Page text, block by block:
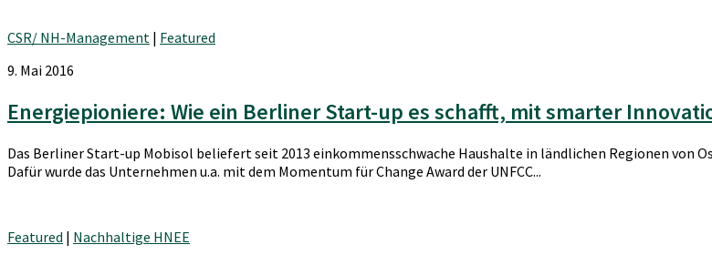
CSR/ NH-Management | Featured
9. Mai 2016
Energiepioniere: Wie ein Berliner Start-up es schafft, mit smarter
Das Berliner Start-up Mobisol beliefert seit 2013 einkommensschwache Haushalte in ländlichen Regionen von
Dafür wurde das Unternehmen u.a. mit dem Momentum für Change Award der UNFCC...
Featured | Nachhaltige HNEE